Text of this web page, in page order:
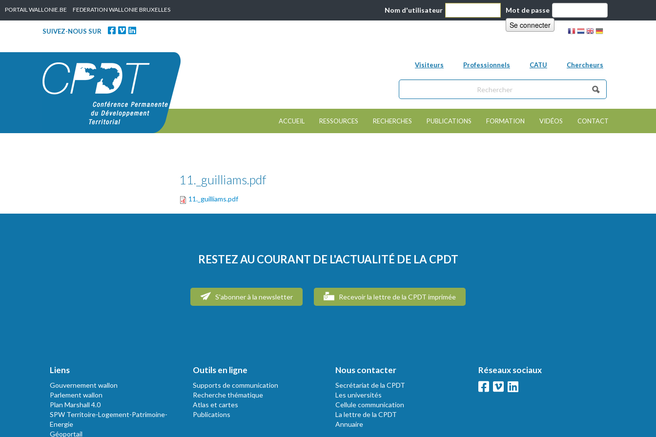
PORTAIL WALLONIE.BE FEDERATION WALLONIE BRUXELLES Nom d'utilisateur Mot de passe
SUIVEZ-NOUS SUR
Visiteurs Professionnels CATU Chercheurs
Formulaire de recherche
Chercher dans ce site
ACCUEIL RESSOURCES RECHERCHES PUBLICATIONS FORMATION VIDÉOS CONTACT
11._guilliams.pdf
11._guilliams.pdf
RESTEZ AU COURANT DE L'ACTUALITÉ DE LA CPDT
S'abonner à la newsletter Recevoir la lettre de la CPDT imprimée
Liens
Gouvernement wallon
Parlement wallon
Plan Marshall 4.0
SPW Territoire-Logement-Patrimoine-
Energie
Géoportail
Outils en ligne
Supports de communication
Recherche thématique
Atlas et cartes
Publications
Nous contacter
Secrétariat de la CPDT
Les universités
Cellule communication
La lettre de la CPDT
Annuaire
Réseaux sociaux